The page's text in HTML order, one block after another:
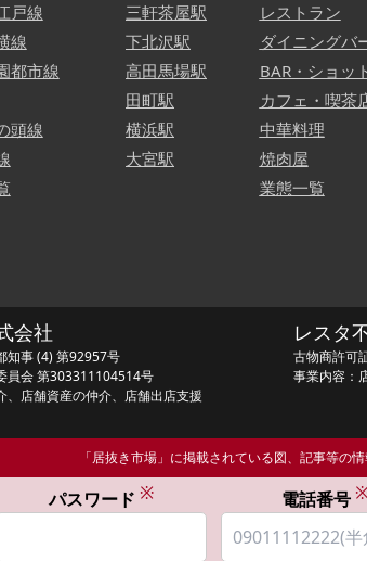
戸線
線
都市線
頭線
三軒茶屋駅
下北沢駅
高田馬場駅
田町駅
横浜駅
大宮駅
レストラン
ダイニングバ
BAR・ショッ
カフェ・喫茶
中華料理
焼肉屋
業態一覧
会社
知事 (4) 第92957号
員会 第303311104514号
、店舗資産の仲介、店舗出店支援
レスタ
古物商許可
事業内容：
「居抜き市場」に掲載されている図、記事等
パスワード ※ 電話番号